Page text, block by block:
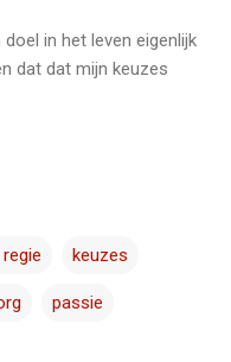
in het leven eigenlijk
dat dat mijn keuzes
keuzes
passie